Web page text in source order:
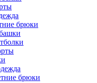
брюки
брюки